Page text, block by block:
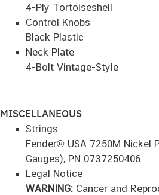
4-Ply Tortoiseshell
Control Knobs
Black Plastic
Neck Plate
4-Bolt Vintage-Style
MISCELLANEOUS
Strings
Fender® USA 7250M Nickel
Gauges), PN 0737250406
Legal Notice
WARNING:Cancer and